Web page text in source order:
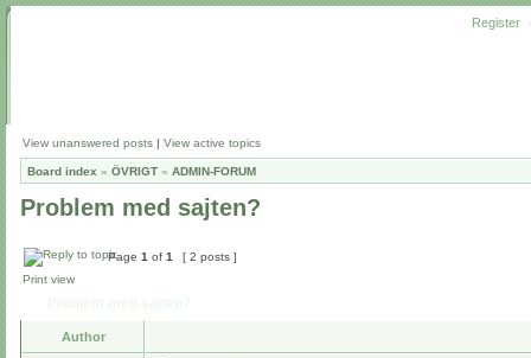
Register
View unanswered posts | View active topics
Board index » ÖVRIGT » ADMIN-FORUM
Problem med sajten?
Page 1 of 1
[ 2 posts ]
Print view
Author